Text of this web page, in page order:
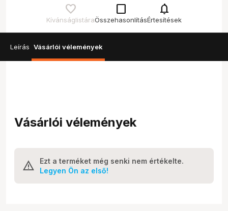
Kívánságlistára
check_box_outline_blank
Összehasonlítás
notifications
Értesítések
Leírás Vásárlói vélemények
Vásárlói vélemények
Ezt a terméket még senki nem értékelte.
Legyen Ön az első!